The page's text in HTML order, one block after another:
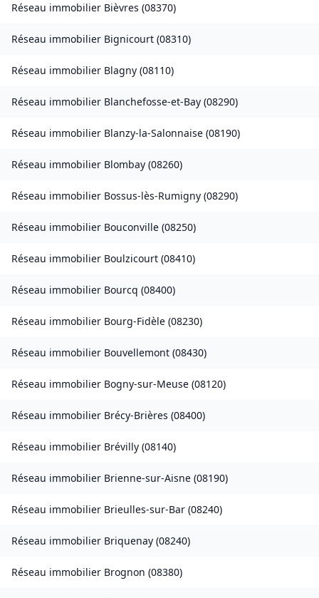
Réseau immobilier Bièvres (08370)
Réseau immobilier Bignicourt (08310)
Réseau immobilier Blagny (08110)
Réseau immobilier Blanchefosse-et-Bay (08290)
Réseau immobilier Blanzy-la-Salonnaise (08190)
Réseau immobilier Blombay (08260)
Réseau immobilier Bossus-lès-Rumigny (08290)
Réseau immobilier Bouconville (08250)
Réseau immobilier Boulzicourt (08410)
Réseau immobilier Bourcq (08400)
Réseau immobilier Bourg-Fidèle (08230)
Réseau immobilier Bouvellemont (08430)
Réseau immobilier Bogny-sur-Meuse (08120)
Réseau immobilier Brécy-Brières (08400)
Réseau immobilier Brévilly (08140)
Réseau immobilier Brienne-sur-Aisne (08190)
Réseau immobilier Brieulles-sur-Bar (08240)
Réseau immobilier Briquenay (08240)
Réseau immobilier Brognon (08380)